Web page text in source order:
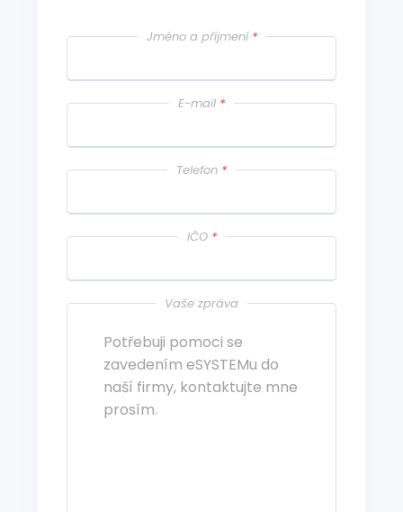
Jméno a příjmení *
E-mail *
Telefon *
IČO *
Vaše zpráva